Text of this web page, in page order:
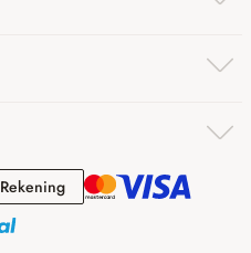
RekeningRekening